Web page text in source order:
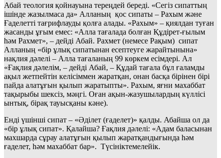
Абай теология қойнауына тереңдей береді. «Сегіз сипаттың
ішінде жазылмаса да» Алланың қос сипаты – Рахым және
Ғаделетті тағрифлауды қолға алады. «Рахым» – қиялдан туған
жасанды ұғым емес: «Алла тағалада болған Құдірет-ғылым
һәм Рахмет», – дейді Абай. Рахмет (немесе Рақым) сипат
Алланың «бір ұлық сипатынан есептеуге жарайтынына»
нақлия дәлелі – Алла тағаланың 99 көркем есімдері. Ал
«Ғақлия дәлелім, – дейді Абай, – Құдай тағала бұл ғаламды
ақыл жетпейтін келісіммен жаратқан, онан басқа бірінен бірі
пайда алатұғын қылып жаратыпты». Рахым, яғни махаббат
тақырыбы шексіз, мәңгі. Оған ақын-жазушылардың күллісі
ынтық, бірақ тауысқаны кәне).
Енді үшінші сипат – «Әділет (ғаделет)» қалды. Абайша ол да
«бір ұлық сипат». Қалайша? Ғақлия дәлелі: «Адам баласынан
махшарда сұрау алатұғын қылып жаратқандығында һәм
ғаделет, һәм махаббат бар». Түсініктемелейік.